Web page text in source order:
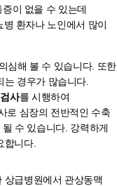
이 없을 수 있는데
환자나 노인에서 많이
심해 볼 수 있습니다. 또한
경우가 많습니다.
사를 시행하여
로 심장의 전반적인 수축
수 있습니다. 강력하게
합니다.
상급병원에서 관상동맥